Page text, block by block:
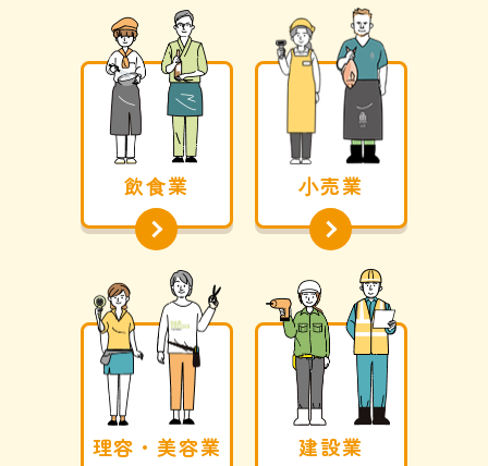
飲⾷業 ⼩売業
理容・美容業 建設業